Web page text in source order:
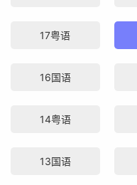
17粤语
16国语
14粤语
13国语